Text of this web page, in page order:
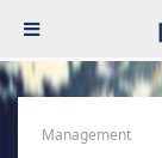
Management